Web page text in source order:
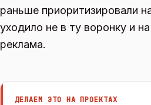
раньше приоритизировали
уходило не в ту воронку и
реклама.
ДЕЛАЕМ ЭТО НА ПРОЕКТАХ